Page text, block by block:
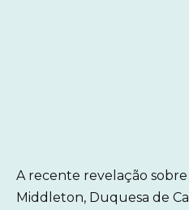
A recente revelação
Middleton, Duquesa de